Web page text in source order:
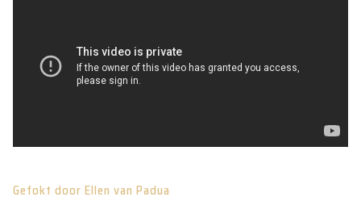
Gefokt door Ellen van Padua